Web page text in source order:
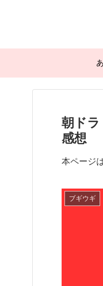
朝ド
感想
本ページ
ブギウギ